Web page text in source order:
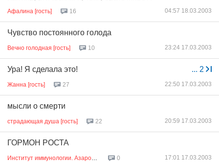
Афалина [гость] 16 04:57 18.03.2003
Чувство постоянного голода
Вечно голодная [гость] 10 23:24 17.03.2003
... 2
Ура! Я сделала это!
Жанна [гость] 27 22:50 17.03.2003
мысли о смерти
страдающая душа [гость] 22 20:59 17.03.2003
ГОРМОН РОСТА
0 17:01 17.03.2003